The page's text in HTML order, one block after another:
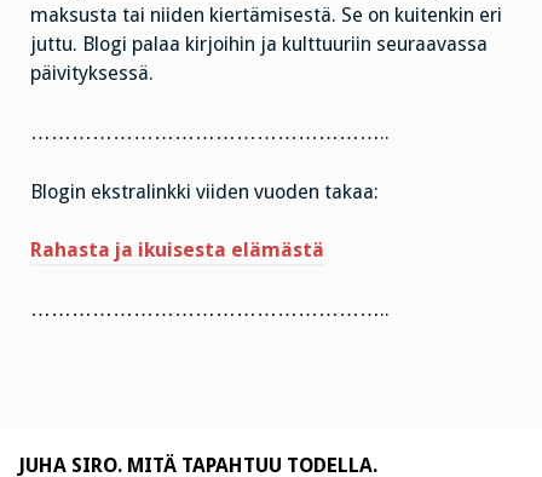
maksusta tai niiden kiertämisestä. Se on kuitenkin eri
juttu. Blogi palaa kirjoihin ja kulttuuriin seuraavassa
päivityksessä.
……………………………………………..
Blogin ekstralinkki viiden vuoden takaa:
Rahasta ja ikuisesta elämästä
……………………………………………..
JUHA SIRO. MITÄ TAPAHTUU TODELLA.